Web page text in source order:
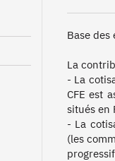
Base des
La
- La
CFE est
situés en
- La
(les